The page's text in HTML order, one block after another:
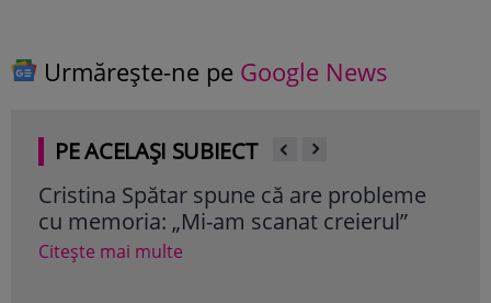
Urmărește-ne pe Google News
PE ACELAȘI SUBIECT
Cristina Spătar spune că are probleme
cu memoria: „Mi-am scanat creierul”
Citește mai multe